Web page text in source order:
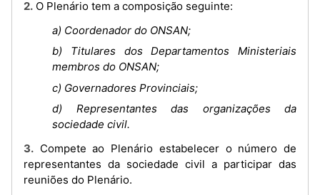
2. O Plenário tem a composição seguinte:
a) Coordenador do ONSAN;
b) Titulares dos Departamentos Ministeriais
membros do ONSAN;
c) Governadores Provinciais;
d) Representantes das organizações da
sociedade civil.
3. Compete ao Plenário estabelecer o número de
representantes da sociedade civil a participar das
reuniões do Plenário.